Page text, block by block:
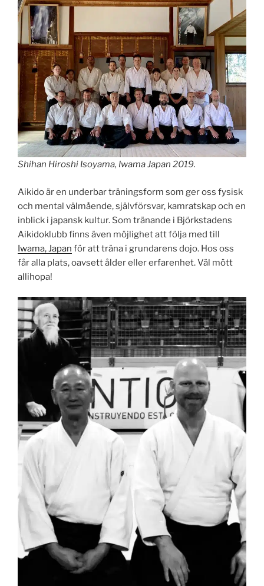
Shihan Hiroshi Isoyama, Iwama Japan 2019.
Aikido är en underbar träningsform som ger oss fysisk
och mental välmående, självförsvar, kamratskap och en
inblick i japansk kultur. Som tränande i Björkstadens
Aikidoklubb finns även möjlighet att följa med till
Iwama, Japan för att träna i grundarens dojo. Hos oss
får alla plats, oavsett ålder eller erfarenhet. Väl mött
allihopa!